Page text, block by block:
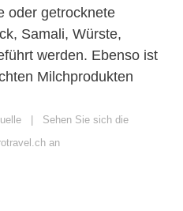
oder getrocknete
Samali, Würste,
werden. Ebenso ist
Milchprodukten
| Sehen Sie sich die
an